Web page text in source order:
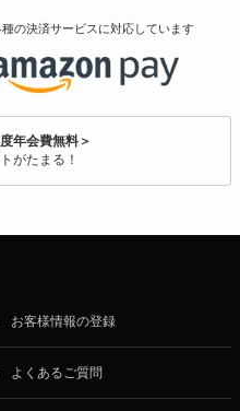
の決済サービスに対応しています
年会費無料＞
がたまる！
お客様情報の登録
よくあるご質問